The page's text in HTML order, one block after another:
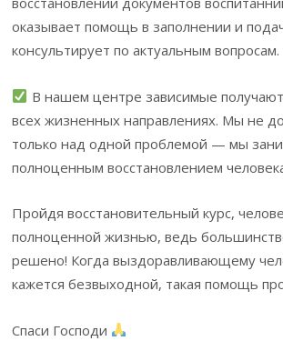
оказывает помощь в заполнении и
консультирует по актуальным вопросам.
В нашем центре зависимые
всех жизненных направлениях. Мы не
только над одной проблемой — мы
полноценным восстановлением
Пройдя восстановительный курс,
полноценной жизнью, ведь
решено! Когда выздоравливающему
кажется безвыходной, такая помощь
Спаси Господи